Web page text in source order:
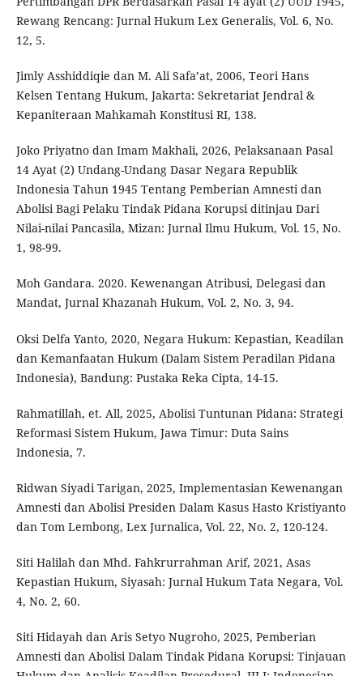
Rewang Rencang: Jurnal Hukum Lex Generalis, Vol. 6, No.
12, 5.
Jimly Asshiddiqie dan M. Ali Safa’at, 2006, Teori Hans
Kelsen Tentang Hukum, Jakarta: Sekretariat Jendral &
Kepaniteraan Mahkamah Konstitusi RI, 138.
Joko Priyatno dan Imam Makhali, 2026, Pelaksanaan Pasal
14 Ayat (2) Undang-Undang Dasar Negara Republik
Indonesia Tahun 1945 Tentang Pemberian Amnesti dan
Abolisi Bagi Pelaku Tindak Pidana Korupsi ditinjau Dari
Nilai-nilai Pancasila, Mizan: Jurnal Ilmu Hukum, Vol. 15, No.
1, 98-99.
Moh Gandara. 2020. Kewenangan Atribusi, Delegasi dan
Mandat, Jurnal Khazanah Hukum, Vol. 2, No. 3, 94.
Oksi Delfa Yanto, 2020, Negara Hukum: Kepastian, Keadilan
dan Kemanfaatan Hukum (Dalam Sistem Peradilan Pidana
Indonesia), Bandung: Pustaka Reka Cipta, 14-15.
Rahmatillah, et. All, 2025, Abolisi Tuntunan Pidana: Strategi
Reformasi Sistem Hukum, Jawa Timur: Duta Sains
Indonesia, 7.
Ridwan Siyadi Tarigan, 2025, Implementasian Kewenangan
Amnesti dan Abolisi Presiden Dalam Kasus Hasto Kristiyanto
dan Tom Lembong, Lex Jurnalica, Vol. 22, No. 2, 120-124.
Siti Halilah dan Mhd. Fahkrurrahman Arif, 2021, Asas
Kepastian Hukum, Siyasah: Jurnal Hukum Tata Negara, Vol.
4, No. 2, 60.
Siti Hidayah dan Aris Setyo Nugroho, 2025, Pemberian
Amnesti dan Abolisi Dalam Tindak Pidana Korupsi: Tinjauan